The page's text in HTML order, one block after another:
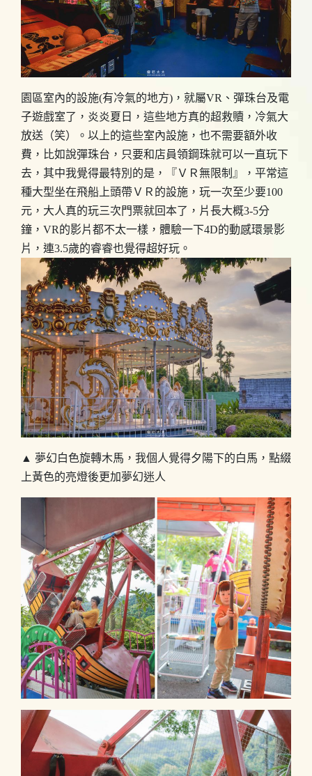
園區室內的設施(有冷氣的地方)，就屬VR、彈珠台及電
子遊戲室了，炎炎夏日，這些地方真的超救贖，冷氣大
放送（笑）。以上的這些室內設施，也不需要額外收
費，比如說彈珠台，只要和店員領鋼珠就可以一直玩下
去，其中我覺得最特別的是，『ＶＲ無限制』，平常這
種大型坐在飛船上頭帶ＶＲ的設施，玩一次至少要100
元，大人真的玩三次門票就回本了，片長大概3-5分
鐘，VR的影片都不太一樣，體驗一下4D的動感環景影
片，連3.5歲的睿睿也覺得超好玩。
▲ 夢幻白色旋轉木馬，我個人覺得夕陽下的白馬，點綴
上黃色的亮燈後更加夢幻迷人